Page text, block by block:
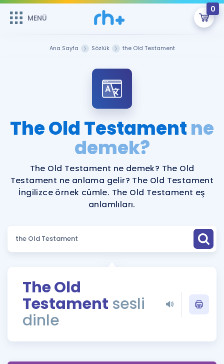
MENÜ
0
Şifremi Hatırlamıyorum
Sepetin Şu An Boş.
Remzi Hoca ile seni sınava hazırlayacak onlarca eğitim seni
bekliyor!
MENÜ
Katılımcı Görüşleri
Faydalı Araçlar
Ücretsiz Kaynaklar
Kampanyalar
Blog
Blog
İngilizce Gramer
Kariyer
Ana Sayfa Sözlük the Old Testament
The Old Testamentne
demek?
The Old Testament ne demek? The Old
Testament ne anlama gelir? The Old Testament
İngilizce örnek cümle. The Old Testament eş
anlamlıları.
The Old
Testament sesli
dinle